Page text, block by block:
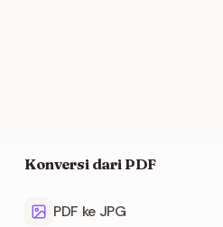
Konversi dari PDF
PDF ke JPG